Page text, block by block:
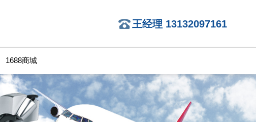
王经理 13132097161
1688商城